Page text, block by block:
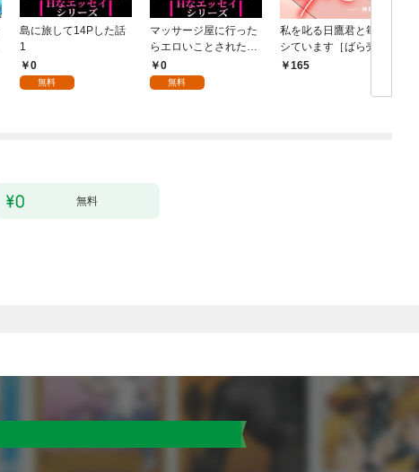
島に旅して14Pした話
1
0
無料
マッサージ屋に行った
らエロいことされた話
1 0
無料
私を叱る日鷹君と毎晩
シています［ばら売
り］ 第1話
165
無料